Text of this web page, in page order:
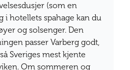
(som en
i hotellets spahage kan du
og solsenger. Den
passer Varberg godt,
Sveriges mest kjente
Om sommeren og